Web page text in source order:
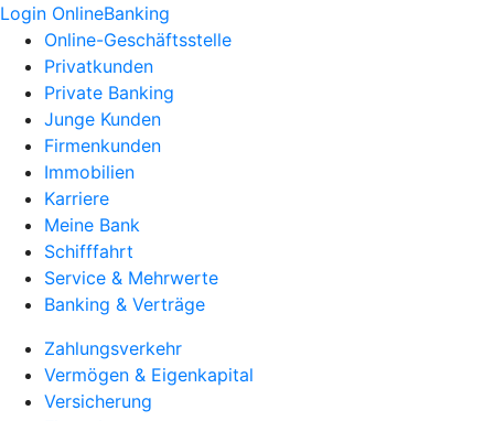
Login OnlineBanking
Online-Geschäftsstelle
Privatkunden
Private Banking
Junge Kunden
Firmenkunden
Immobilien
Karriere
Meine Bank
Schifffahrt
Service & Mehrwerte
Banking & Verträge
Zahlungsverkehr
Vermögen & Eigenkapital
Versicherung